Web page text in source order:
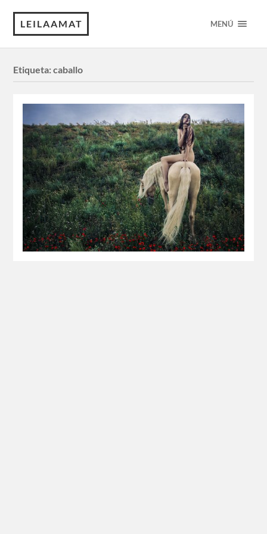
LEILAAMAT MENÚ
Etiqueta:caballo